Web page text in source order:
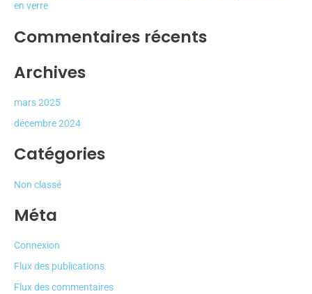
en verre
Commentaires récents
Archives
mars 2025
décembre 2024
Catégories
Non classé
Méta
Connexion
Flux des publications
Flux des commentaires